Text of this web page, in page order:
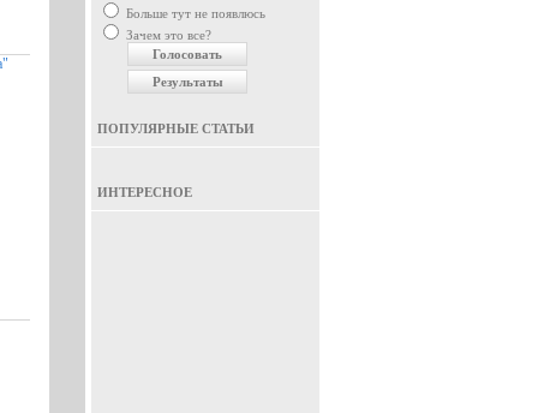
Больше тут не появлюсь
Зачем это все?
ПОПУЛЯРНЫЕ СТАТЬИ
ИНТЕРЕСНОЕ